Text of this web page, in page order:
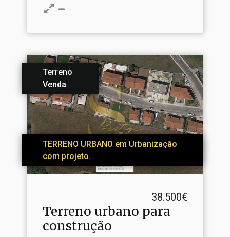
Terreno
Venda
TERRENO URBANO em Urbanização
com projeto.
38.500€
Terreno urbano para
construção